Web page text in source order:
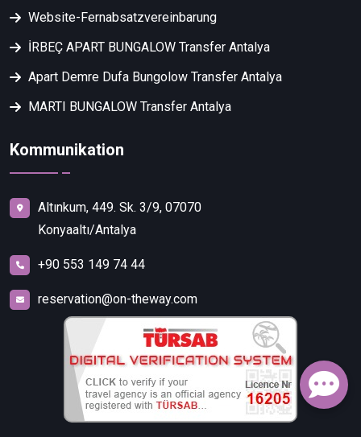
Website-Fernabsatzvereinbarung
İRBEÇ APART BUNGALOW Transfer Antalya
Apart Demre Dufa Bungolow Transfer Antalya
MARTI BUNGALOW Transfer Antalya
Kommunikation
Altınkum, 449. Sk. 3/9, 07070
Konyaaltı/Antalya
+90 553 149 74 44
reservation@on-theway.com